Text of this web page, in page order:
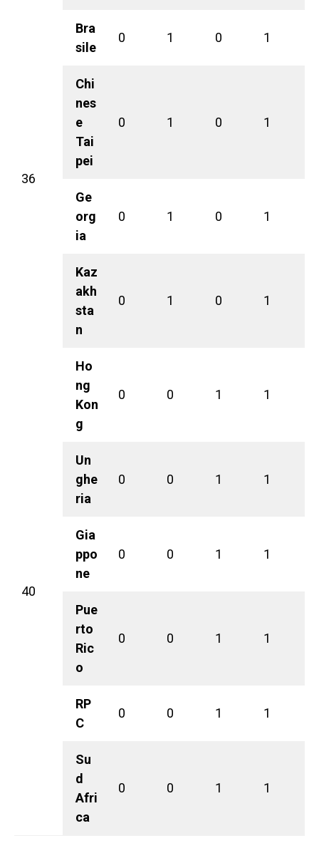
36
Bra
sile
0 1 0 1
Chi
nes
e
Tai
pei
0 1 0 1
Ge
org
ia
0 1 0 1
Kaz
akh
sta
n
0 1 0 1
40
Ho
ng
Kon
g
0 0 1 1
Un
ghe
ria
0 0 1 1
Gia
ppo
ne
0 0 1 1
Pue
rto
Ric
o
0 0 1 1
RP
C
0 0 1 1
Su
d
Afri
ca
0 0 1 1